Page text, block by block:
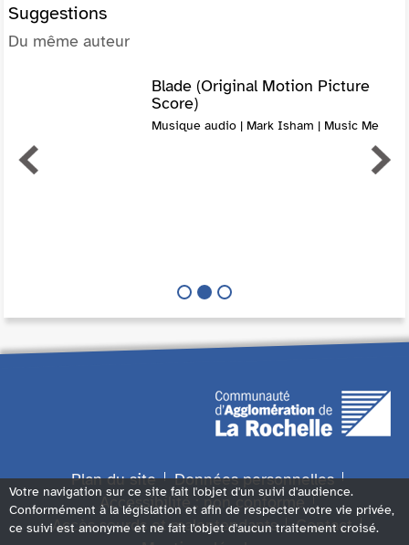
Suggestions
Du même auteur
Blade (Original Motion Picture
Score)
Musique audio | Mark Isham | Music Me
Plan du site
Données personnelles
Accessibilité : non conforme
Accès sourds et malentendants
Contact
Votre navigation sur ce site fait l'objet d'un suivi d'audience.
Conformément à la législation et afin de respecter votre vie privée,
ce suivi est anonyme et ne fait l'objet d'aucun traitement croisé.